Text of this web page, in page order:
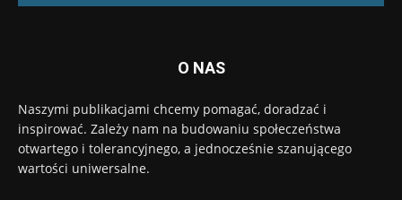
O NAS
Naszymi publikacjami chcemy pomagać, doradzać i
inspirować. Zależy nam na budowaniu społeczeństwa
otwartego i tolerancyjnego, a jednocześnie szanującego
wartości uniwersalne.